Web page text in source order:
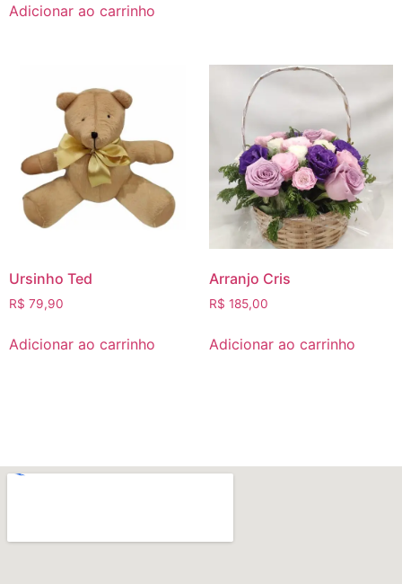
Adicionar ao carrinho
Ursinho Ted
R$ 79,90
Adicionar ao carrinho
Arranjo Cris
R$ 185,00
Adicionar ao carrinho